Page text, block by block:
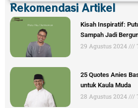
Rekomendasi Artikel
Kisah Inspiratif:
Sampah Jadi
29 Agustus 2024
25 Quotes Anies
untuk Kaula Muda
28 Agustus 2024